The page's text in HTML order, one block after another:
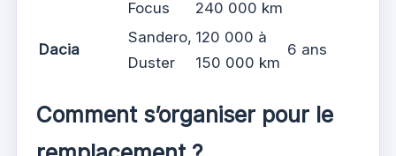
Focus
240 000 km
Dacia
Sandero,
Duster
120 000 à
150 000 km
6 ans
Comment s’organiser pour le